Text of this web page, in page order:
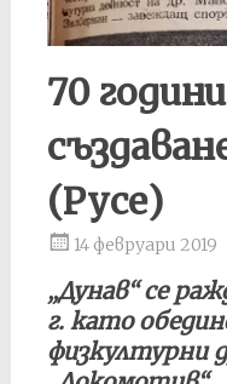
70
(Русе)
14 февруари 2019
„Дунав“ се
г. като
физкултурни